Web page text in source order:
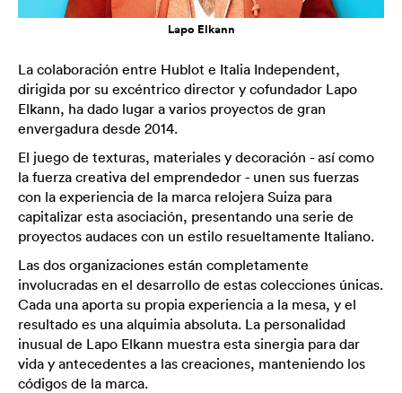
Lapo Elkann
La colaboración entre Hublot e Italia Independent,
dirigida por su excéntrico director y cofundador Lapo
Elkann, ha dado lugar a varios proyectos de gran
envergadura desde 2014.
El juego de texturas, materiales y decoración - así como
la fuerza creativa del emprendedor - unen sus fuerzas
con la experiencia de la marca relojera Suiza para
capitalizar esta asociación, presentando una serie de
proyectos audaces con un estilo resueltamente Italiano.
Las dos organizaciones están completamente
involucradas en el desarrollo de estas colecciones únicas.
Cada una aporta su propia experiencia a la mesa, y el
resultado es una alquimia absoluta. La personalidad
inusual de Lapo Elkann muestra esta sinergia para dar
vida y antecedentes a las creaciones, manteniendo los
códigos de la marca.